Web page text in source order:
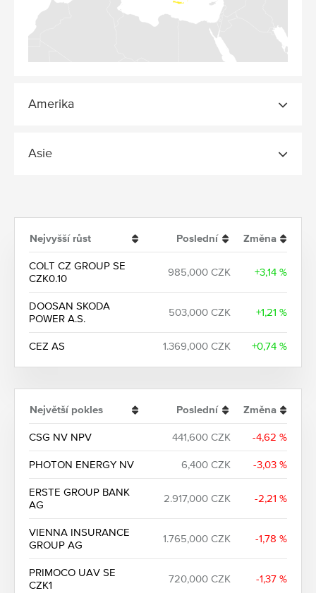
Amerika
Asie
Nejvyšší růst Poslední Změna
COLT CZ GROUP SE
CZK0.10
985,000 CZK +3,14 %
DOOSAN SKODA
POWER A.S.
503,000 CZK +1,21 %
CEZ AS 1.369,000 CZK +0,74 %
Největší pokles Poslední Změna
CSG NV NPV 441,600 CZK -4,62 %
PHOTON ENERGY NV 6,400 CZK -3,03 %
ERSTE GROUP BANK
AG
2.917,000 CZK -2,21 %
VIENNA INSURANCE
GROUP AG
1.765,000 CZK -1,78 %
PRIMOCO UAV SE
CZK1
720,000 CZK -1,37 %